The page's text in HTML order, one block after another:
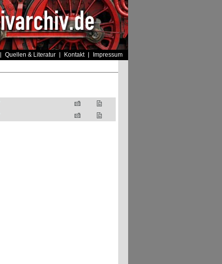
Quellen & Literatur Kontakt Impressum